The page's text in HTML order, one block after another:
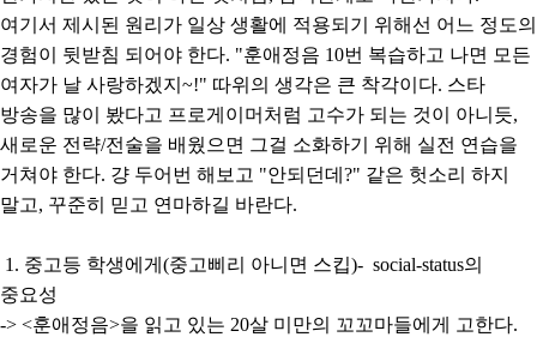
여기서 제시된 원리가 일상 생활에 적용되기 위해선 어느 정도의
경험이 뒷받침 되어야 한다. "훈애정음 10번 복습하고 나면 모든
여자가 날 사랑하겠지~!" 따위의 생각은 큰 착각이다. 스타
방송을 많이 봤다고 프로게이머처럼 고수가 되는 것이 아니듯,
새로운 전략/전술을 배웠으면 그걸 소화하기 위해 실전 연습을
거쳐야 한다. 걍 두어번 해보고 "안되던데?" 같은 헛소리 하지
말고, 꾸준히 믿고 연마하길 바란다.
1. 중고등 학생에게(중고삐리 아니면 스킵)- social-status의
중요성
-> <훈애정음>을 읽고 있는 20살 미만의 꼬꼬마들에게 고한다.